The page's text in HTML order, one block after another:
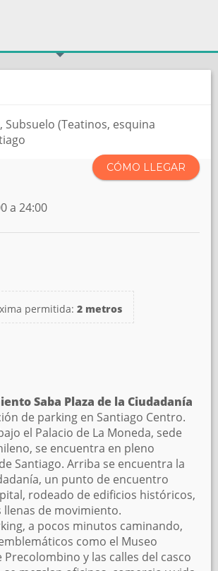
Subsuelo (Teatinos, esquina
CÓMO LLEGAR
a 24:00
permitida: 2 metros
Saba Plaza de la Ciudadanía
de parking en Santiago Centro.
el Palacio de La Moneda, sede
se encuentra en pleno
Santiago. Arriba se encuentra la
un punto de encuentro
rodeado de edificios históricos,
llenas de movimiento.
a pocos minutos caminando,
como el Museo
Precolombino y las calles del casco